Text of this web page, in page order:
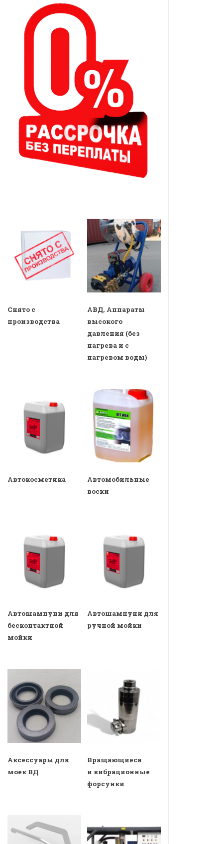
Снято с
производства
АВД, Аппараты
высокого
давления (без
нагрева и с
нагревом воды)
Автокосметика
Автомобильные
воски
Автошампуни для
бесконтактной
мойки
Автошампуни для
ручной мойки
Аксессуары для
моек ВД
Вращающиеся
и вибрационные
форсунки